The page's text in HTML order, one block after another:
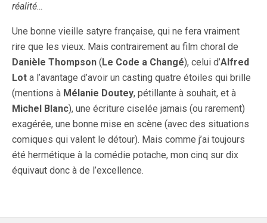
réalité…
Une bonne vieille satyre française, qui ne fera vraiment
rire que les vieux. Mais contrairement au film choral de
Danièle Thompson ( Le Code a Changé), celui d’Alfred
Lot a l’avantage d’avoir un casting quatre étoiles qui brille
(mentions à Mélanie Doutey, pétillante à souhait, et à
Michel Blanc), une écriture ciselée jamais (ou rarement)
exagérée, une bonne mise en scène (avec des situations
comiques qui valent le détour). Mais comme j’ai toujours
été hermétique à la comédie potache, mon cinq sur dix
équivaut donc à de l’excellence.